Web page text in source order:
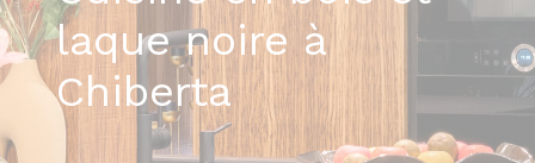
laque noire à
Chiberta